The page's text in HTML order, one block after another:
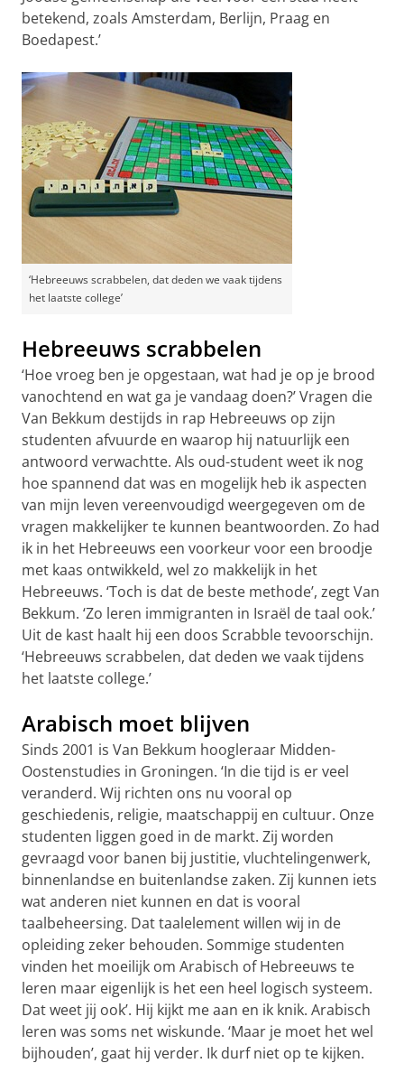
betekend, zoals Amsterdam, Berlijn, Praag en
Boedapest.’
‘Hebreeuws scrabbelen, dat deden we vaak tijdens
het laatste college’
Hebreeuws scrabbelen
‘Hoe vroeg ben je opgestaan, wat had je op je brood
vanochtend en wat ga je vandaag doen?’ Vragen die
Van Bekkum destijds in rap Hebreeuws op zijn
studenten afvuurde en waarop hij natuurlijk een
antwoord verwachtte. Als oud-student weet ik nog
hoe spannend dat was en mogelijk heb ik aspecten
van mijn leven vereenvoudigd weergegeven om de
vragen makkelijker te kunnen beantwoorden. Zo had
ik in het Hebreeuws een voorkeur voor een broodje
met kaas ontwikkeld, wel zo makkelijk in het
Hebreeuws. ‘Toch is dat de beste methode’, zegt Van
Bekkum. ‘Zo leren immigranten in Israël de taal ook.’
Uit de kast haalt hij een doos Scrabble tevoorschijn.
‘Hebreeuws scrabbelen, dat deden we vaak tijdens
het laatste college.’
Arabisch moet blijven
Sinds 2001 is Van Bekkum hoogleraar Midden-
Oostenstudies in Groningen. ‘In die tijd is er veel
veranderd. Wij richten ons nu vooral op
geschiedenis, religie, maatschappij en cultuur. Onze
studenten liggen goed in de markt. Zij worden
gevraagd voor banen bij justitie, vluchtelingenwerk,
binnenlandse en buitenlandse zaken. Zij kunnen iets
wat anderen niet kunnen en dat is vooral
taalbeheersing. Dat taalelement willen wij in de
opleiding zeker behouden. Sommige studenten
vinden het moeilijk om Arabisch of Hebreeuws te
leren maar eigenlijk is het een heel logisch systeem.
Dat weet jij ook’. Hij kijkt me aan en ik knik. Arabisch
leren was soms net wiskunde. ‘Maar je moet het wel
bijhouden’, gaat hij verder. Ik durf niet op te kijken.